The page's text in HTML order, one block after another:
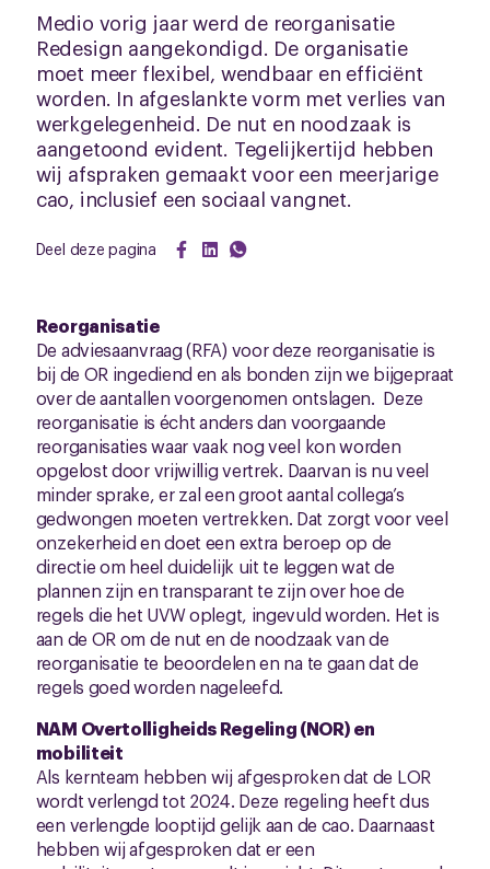
Medio vorig jaar werd de reorganisatie
Redesign aangekondigd. De organisatie
moet meer flexibel, wendbaar en efficiënt
worden. In afgeslankte vorm met verlies van
werkgelegenheid. De nut en noodzaak is
aangetoond evident. Tegelijkertijd hebben
wij afspraken gemaakt voor een meerjarige
cao, inclusief een sociaal vangnet.
Deel deze pagina
Reorganisatie
De adviesaanvraag (RFA) voor deze reorganisatie is
bij de OR ingediend en als bonden zijn we bijgepraat
over de aantallen voorgenomen ontslagen. Deze
reorganisatie is écht anders dan voorgaande
reorganisaties waar vaak nog veel kon worden
opgelost door vrijwillig vertrek. Daarvan is nu veel
minder sprake, er zal een groot aantal collega’s
gedwongen moeten vertrekken. Dat zorgt voor veel
onzekerheid en doet een extra beroep op de
directie om heel duidelijk uit te leggen wat de
plannen zijn en transparant te zijn over hoe de
regels die het UVW oplegt, ingevuld worden. Het is
aan de OR om de nut en de noodzaak van de
reorganisatie te beoordelen en na te gaan dat de
regels goed worden nageleefd.
NAM Overtolligheids Regeling (NOR) en
mobiliteit
Als kernteam hebben wij afgesproken dat de LOR
wordt verlengd tot 2024. Deze regeling heeft dus
een verlengde looptijd gelijk aan de cao. Daarnaast
hebben wij afgesproken dat er een